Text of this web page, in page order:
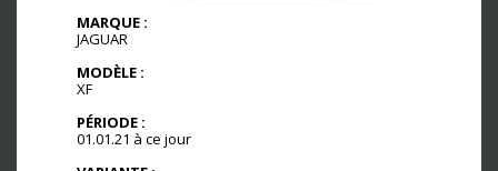
MARQUE :
JAGUAR
MODÈLE :
XF
PÉRIODE :
01.01.21 à ce jour